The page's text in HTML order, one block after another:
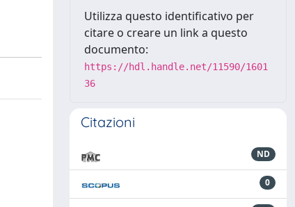
Utilizza questo identificativo per
citare o creare un link a questo
documento:
https://hdl.handle.net/11590/1601
36
Citazioni
ND
0